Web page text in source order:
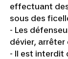
effectuant
sous des
- Les
dévier,
- Il est interdit